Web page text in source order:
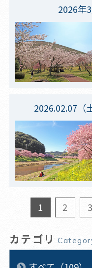
2026年
2026.02.07（
1 2 3
カテゴリ